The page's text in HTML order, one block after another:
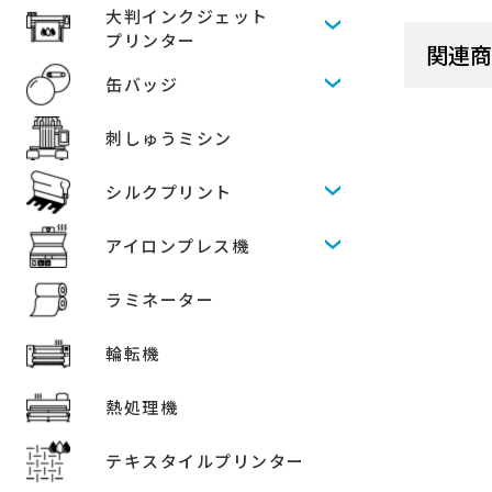
大判インクジェット
プリンター
缶バッジ
刺しゅうミシン
シルクプリント
アイロンプレス機
ラミネーター
輪転機
熱処理機
テキスタイルプリンター
関連